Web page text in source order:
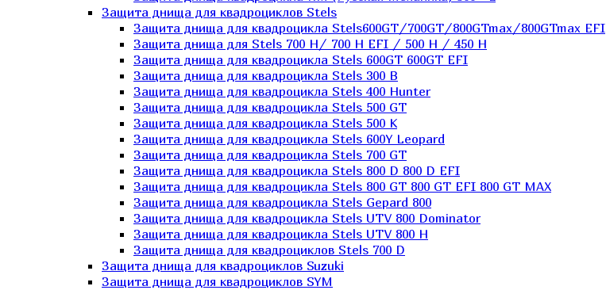
Защита днища для квадроциклов Stels
Защита днища для квадроцикла Stels600GT/700GT/800GTmax/800GTmax EFI
Защита днища для Stels 700 H/ 700 H EFI / 500 H / 450 H
Защита днища для квадроцикла Stels 600GT 600GT EFI
Защита днища для квадроцикла Stels 300 B
Защита днища для квадроцикла Stels 400 Hunter
Защита днища для квадроцикла Stels 500 GT
Защита днища для квадроцикла Stels 500 K
Защита днища для квадроцикла Stels 600Y Leopard
Защита днища для квадроцикла Stels 700 GT
Защита днища для квадроцикла Stels 800 D 800 D EFI
Защита днища для квадроцикла Stels 800 GT 800 GT EFI 800 GT MAX
Защита днища для квадроцикла Stels Gepard 800
Защита днища для квадроцикла Stels UTV 800 Dominator
Защита днища для квадроцикла Stels UTV 800 H
Защита днища для квадроциклов Stels 700 D
Защита днища для квадроциклов Suzuki
Защита днища для квадроциклов SYM